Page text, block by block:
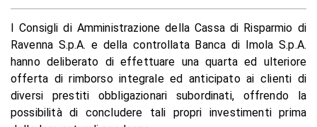
I Consigli di Amministrazione della Cassa di Risparmio di
Ravenna S.p.A. e della controllata Banca di Imola S.p.A.
hanno deliberato di effettuare una quarta ed ulteriore
offerta di rimborso integrale ed anticipato ai clienti di
diversi prestiti obbligazionari subordinati, offrendo la
possibilità di concludere tali propri investimenti prima